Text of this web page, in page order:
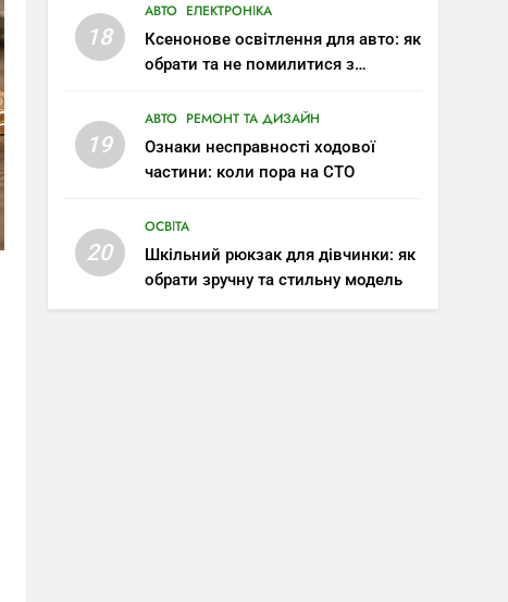
18
АВТО ЕЛЕКТРОНІКА
Ксенонове освітлення для авто: як
обрати та не помилитися з
19
АВТО РЕМОНТ ТА ДИЗАЙН
Ознаки несправності ходової
частини: коли пора на СТО
20
ОСВІТА
Шкільний рюкзак для дівчинки: як
обрати зручну та стильну модель